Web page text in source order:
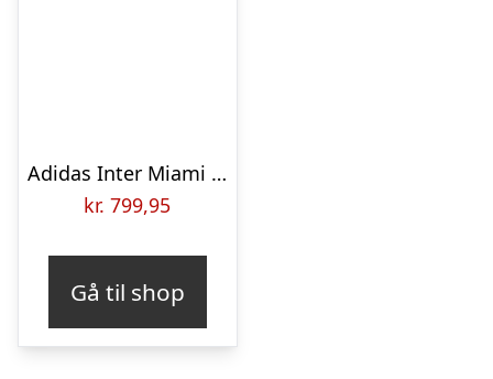
Adidas Inter Miami 24/25 Hjemmebanetrøje Herre Pink
kr. 799,95
Gå til shop